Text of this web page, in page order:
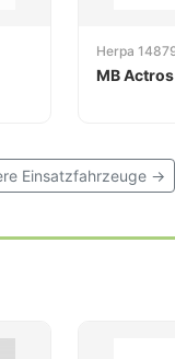
Herpa
MB Actros
Einsatzfahrzeuge →